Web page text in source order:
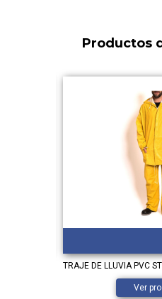
Productos
TRAJE DE LLUVIA PVC
Ver